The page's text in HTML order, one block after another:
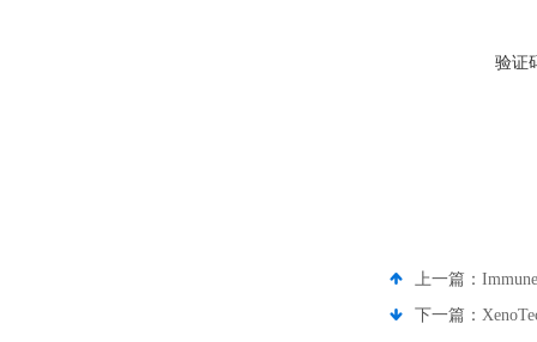
验证
上一篇：
下一篇：